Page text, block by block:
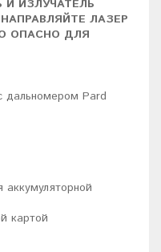
ИЗЛУЧАТЕЛЬ
ЛАЗЕР
ОПАСНО ДЛЯ
дальномером Pard
аккумуляторной
картой